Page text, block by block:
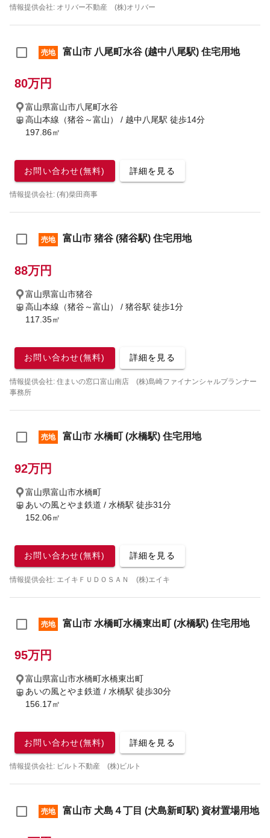
情報提供会社: オリバー不動産 (株)オリバー
売地 富山市 八尾町水谷 (越中八尾駅) 住宅用地
80万円
富山県富山市八尾町水谷
高山本線（猪谷～富山） / 越中八尾駅 徒歩14分
197.86㎡
お問い合わせ(無料) 詳細を見る
情報提供会社: (有)柴田商事
売地 富山市 猪谷 (猪谷駅) 住宅用地
88万円
富山県富山市猪谷
高山本線（猪谷～富山） / 猪谷駅 徒歩1分
117.35㎡
お問い合わせ(無料) 詳細を見る
情報提供会社: 住まいの窓口富山南店 (株)島崎ファイナンシャルプランナー
事務所
売地 富山市 水橋町 (水橋駅) 住宅用地
92万円
富山県富山市水橋町
あいの風とやま鉄道 / 水橋駅 徒歩31分
152.06㎡
お問い合わせ(無料) 詳細を見る
情報提供会社: エイキＦＵＤＯＳＡＮ (株)エイキ
売地 富山市 水橋町水橋東出町 (水橋駅) 住宅用地
95万円
富山県富山市水橋町水橋東出町
あいの風とやま鉄道 / 水橋駅 徒歩30分
156.17㎡
お問い合わせ(無料) 詳細を見る
情報提供会社: ビルト不動産 (株)ビルト
売地 富山市 犬島４丁目 (犬島新町駅) 資材置場用地